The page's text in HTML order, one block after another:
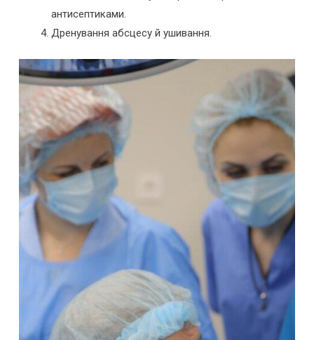
антисептиками.
Дренування абсцесу й ушивання.